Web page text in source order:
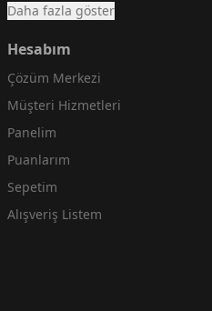
Daha fazla göster
Hesabım
Çözüm Merkezi
Müşteri Hizmetleri
Panelim
Puanlarım
Sepetim
Alışveriş Listem